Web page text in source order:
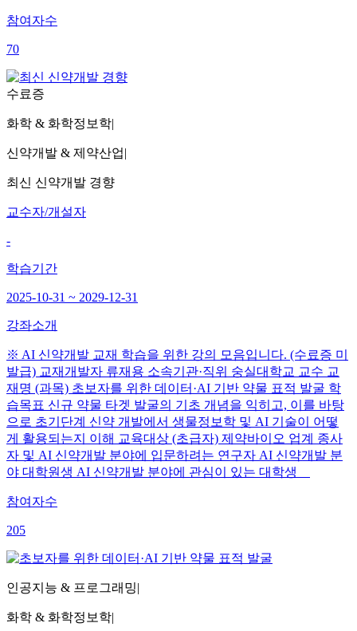
참여자수
70
수료증
화학 & 화학정보학|
신약개발 & 제약산업|
최신 신약개발 경향
교수자/개설자
-
학습기간
2025-10-31 ~ 2029-12-31
강좌소개
※ AI 신약개발 교재 학습을 위한 강의 모음입니다. (수료증 미
발급) 교재개발자 류재용 소속기관·직위 숭실대학교 교수 교
재명 (과목) 초보자를 위한 데이터·AI 기반 약물 표적 발굴 학
습목표 신규 약물 타겟 발굴의 기초 개념을 익히고, 이를 바탕
으로 초기단계 신약 개발에서 생물정보학 및 AI 기술이 어떻
게 활용되는지 이해 교육대상 (초급자) 제약바이오 업계 종사
자 및 AI 신약개발 분야에 입문하려는 연구자 AI 신약개발 분
야 대학원생 AI 신약개발 분야에 관심이 있는 대학생
참여자수
205
인공지능 & 프로그래밍|
화학 & 화학정보학|